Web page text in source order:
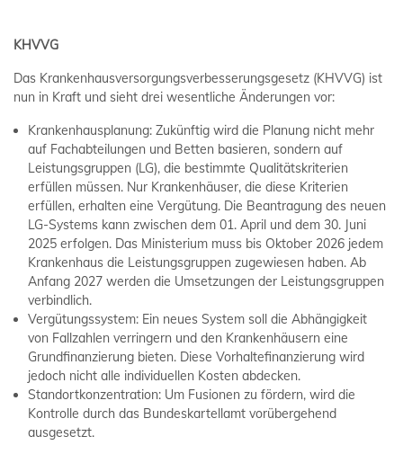
KHVVG
Das Krankenhausversorgungsverbesserungsgesetz (KHVVG) ist
nun in Kraft und sieht drei wesentliche Änderungen vor:
Krankenhausplanung: Zukünftig wird die Planung nicht mehr
auf Fachabteilungen und Betten basieren, sondern auf
Leistungsgruppen (LG), die bestimmte Qualitätskriterien
erfüllen müssen. Nur Krankenhäuser, die diese Kriterien
erfüllen, erhalten eine Vergütung. Die Beantragung des neuen
LG-Systems kann zwischen dem 01. April und dem 30. Juni
2025 erfolgen. Das Ministerium muss bis Oktober 2026 jedem
Krankenhaus die Leistungsgruppen zugewiesen haben. Ab
Anfang 2027 werden die Umsetzungen der Leistungsgruppen
verbindlich.
Vergütungssystem: Ein neues System soll die Abhängigkeit
von Fallzahlen verringern und den Krankenhäusern eine
Grundfinanzierung bieten. Diese Vorhaltefinanzierung wird
jedoch nicht alle individuellen Kosten abdecken.
Standortkonzentration: Um Fusionen zu fördern, wird die
Kontrolle durch das Bundeskartellamt vorübergehend
ausgesetzt.